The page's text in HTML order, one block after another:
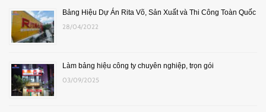
Bảng Hiệu Dự Án Rita Võ, Sản Xuất và Thi Công Toàn Quốc
28/04/2022
Làm bảng hiệu công ty chuyên nghiệp, trọn gói
03/09/2025